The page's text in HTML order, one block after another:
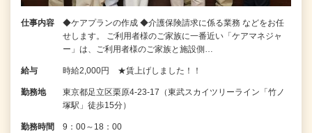
仕事内容
◆ケアプランの作成 ◆介護保険請求に係る業務 などをお任
せします。 ご利用者様のご家族に一番近い「ケアマネジャ
ー」は、ご利用者様のご家族と施設側…
給与 時給2,000円 ★賃上げしました！！
勤務地
東京都足立区栗原4-23-17（東武スカイツリーライン「竹ノ
塚駅」徒歩15分）
勤務時間 9：00～18：00